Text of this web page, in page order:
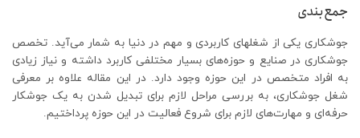
جمع‌بندی
جوشکاری یکی از شغلهای کاربردی و مهم در دنیا به شمار می‌آید. تخصص
جوشکاری در صنایع و حوزه‌های بسیار مختلفی کاربرد داشته و نیاز زیادی
به افراد متخصص در این حوزه وجود دارد. در این مقاله علاوه بر معرفی
شغل جوشکاری، به بررسی مراحل لازم برای تبدیل شدن به یک جوشکار
حرفه‌ای و مهارت‌های لازم برای شروع فعالیت در این حوزه پرداختیم.